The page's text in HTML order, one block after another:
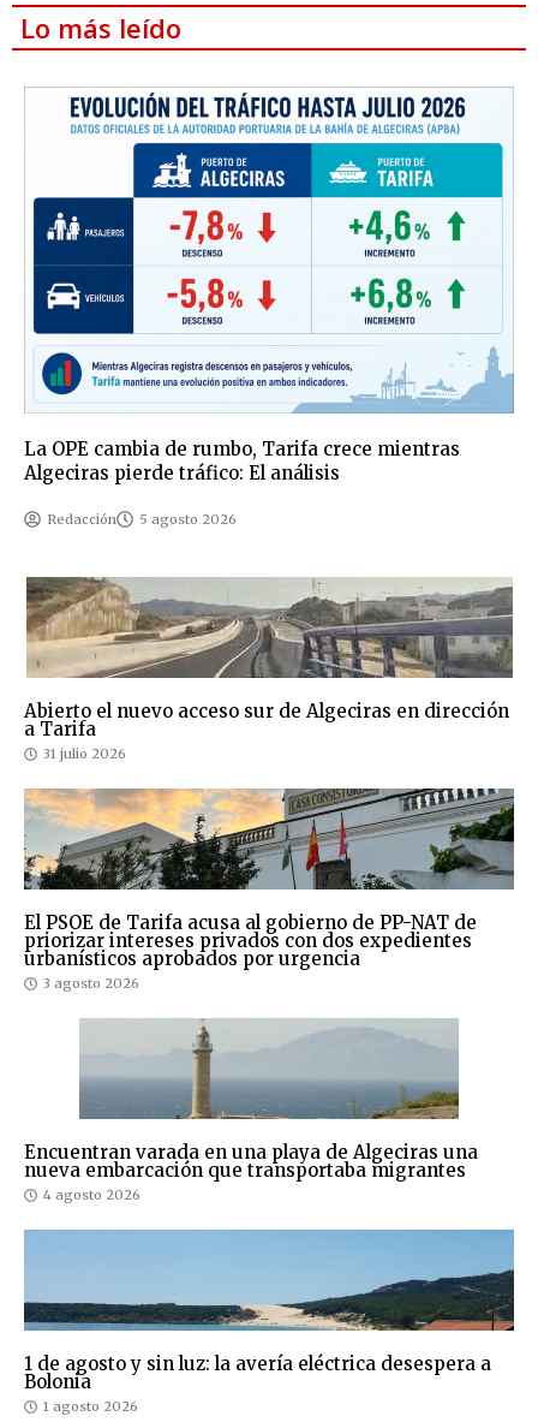
Lo más leído
La OPE cambia de rumbo, Tarifa crece mientras
Algeciras pierde tráfico: El análisis
Redacción 5 agosto 2026
Abierto el nuevo acceso sur de Algeciras en dirección
a Tarifa
31 julio 2026
El PSOE de Tarifa acusa al gobierno de PP-NAT de
priorizar intereses privados con dos expedientes
urbanísticos aprobados por urgencia
3 agosto 2026
Encuentran varada en una playa de Algeciras una
nueva embarcación que transportaba migrantes
4 agosto 2026
1 de agosto y sin luz: la avería eléctrica desespera a
Bolonia
1 agosto 2026